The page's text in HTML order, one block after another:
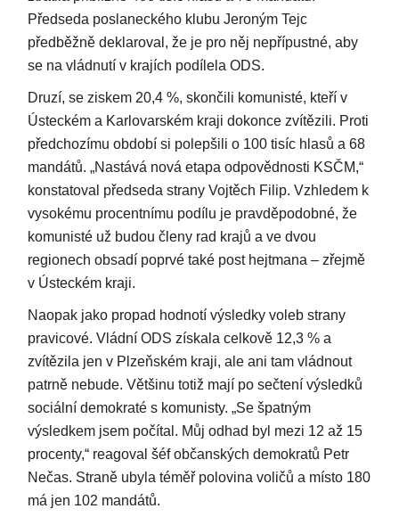
Předseda poslaneckého klubu Jeroným Tejc
předběžně deklaroval, že je pro něj nepřípustné, aby
se na vládnutí v krajích podílela ODS.
Druzí, se ziskem 20,4 %, skončili komunisté, kteří v
Ústeckém a Karlovarském kraji dokonce zvítězili. Proti
předchozímu období si polepšili o 100 tisíc hlasů a 68
mandátů. „Nastává nová etapa odpovědnosti KSČM,“
konstatoval předseda strany Vojtěch Filip. Vzhledem k
vysokému procentnímu podílu je pravděpodobné, že
komunisté už budou členy rad krajů a ve dvou
regionech obsadí poprvé také post hejtmana – zřejmě
v Ústeckém kraji.
Naopak jako propad hodnotí výsledky voleb strany
pravicové. Vládní ODS získala celkově 12,3 % a
zvítězila jen v Plzeňském kraji, ale ani tam vládnout
patrně nebude. Většinu totiž mají po sečtení výsledků
sociální demokraté s komunisty. „Se špatným
výsledkem jsem počítal. Můj odhad byl mezi 12 až 15
procenty,“ reagoval šéf občanských demokratů Petr
Nečas. Straně ubyla téměř polovina voličů a místo 180
má jen 102 mandátů.